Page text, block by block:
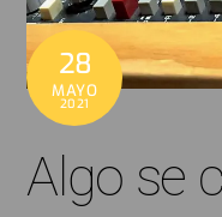
28
MAYO
2021
Algo se